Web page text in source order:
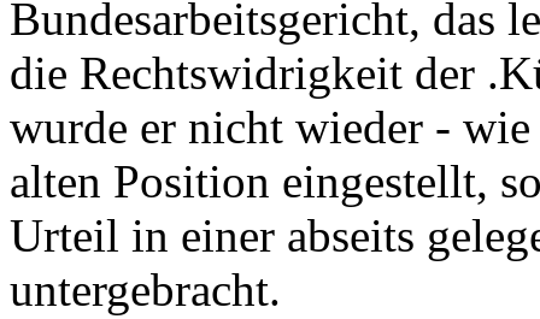
Bundesarbeitsgericht, das
die Rechtswidrigkeit der
wurde er nicht wieder -
alten Position eingestellt,
Urteil in einer abseits
untergebracht.